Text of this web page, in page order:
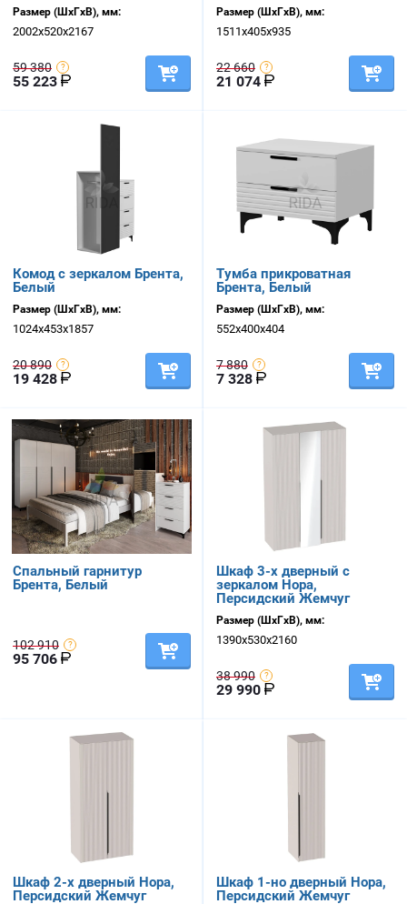
Размер (ШхГхВ), мм:
2002х520х2167
59 380
55 223
Размер (ШхГхВ), мм:
1511х405х935
22 660
21 074
Комод с зеркалом Брента,
Белый
Размер (ШхГхВ), мм:
1024х453х1857
20 890
19 428
Тумба прикроватная
Брента, Белый
Размер (ШхГхВ), мм:
552х400х404
7 880
7 328
Спальный гарнитур
Брента, Белый
102 910
95 706
Шкаф 3-х дверный с
зеркалом Нора,
Персидский Жемчуг
Размер (ШхГхВ), мм:
1390х530х2160
38 990
29 990
Шкаф 2-х дверный Нора,
Персидский Жемчуг
Шкаф 1-но дверный Нора,
Персидский Жемчуг